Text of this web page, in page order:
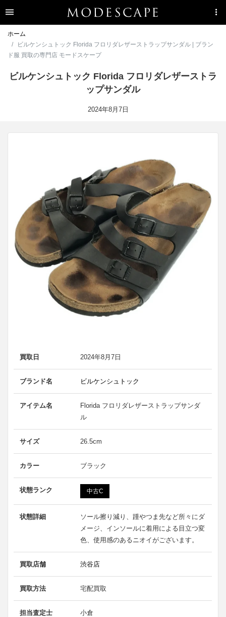
ホーム
ビルケンシュトック Florida フロリダレザーストラップサンダル | ブラン
ド服 買取の専門店 モードスケープ
ビルケンシュトック Florida フロリダレザーストラ
ップサンダル
2024年8月7日
買取日 2024年8月7日
ブランド名 ビルケンシュトック
アイテム名
Florida フロリダレザーストラップサンダ
ル
サイズ 26.5cm
カラー ブラック
状態ランク 中古C
状態詳細
ソール擦り減り、踵やつま先など所々にダ
メージ、インソールに着用による目立つ変
色、使用感のあるニオイがございます。
買取店舗 渋谷店
買取方法 宅配買取
担当査定士 小倉